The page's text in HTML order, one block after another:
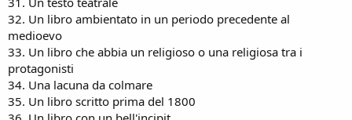
32. Un libro ambientato in un periodo precedente al
medioevo
33. Un libro che abbia un religioso o una religiosa tra i
protagonisti
34. Una lacuna da colmare
35. Un libro scritto prima del 1800